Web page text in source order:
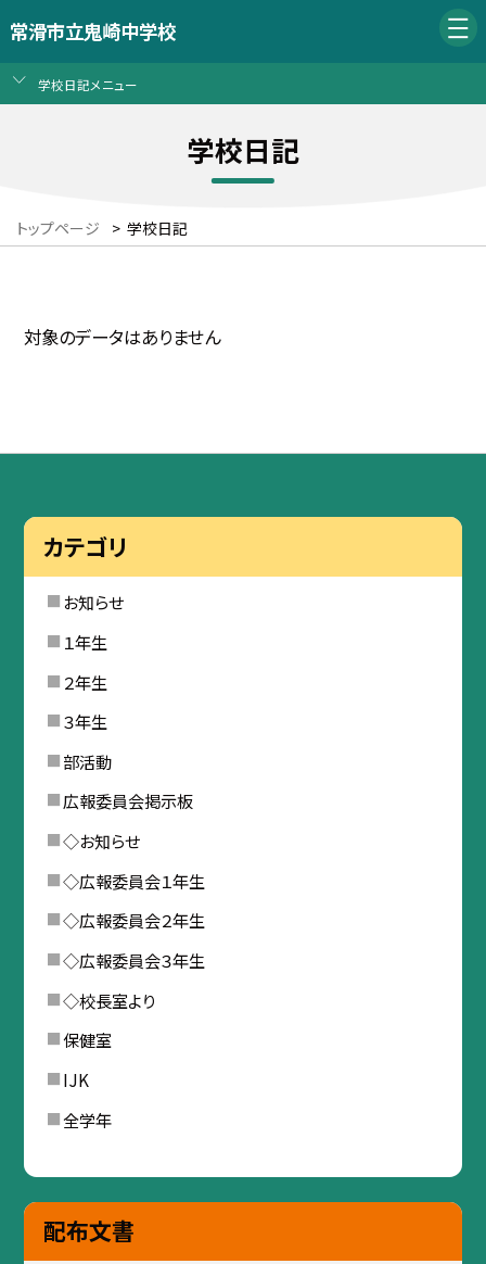
常滑市立鬼崎中学校
学校日記メニュー
学校日記
トップページ > 学校日記
対象のデータはありません
カテゴリ
お知らせ
１年生
２年生
３年生
部活動
広報委員会掲示板
◇お知らせ
◇広報委員会１年生
◇広報委員会２年生
◇広報委員会３年生
◇校長室より
保健室
IJK
全学年
配布文書